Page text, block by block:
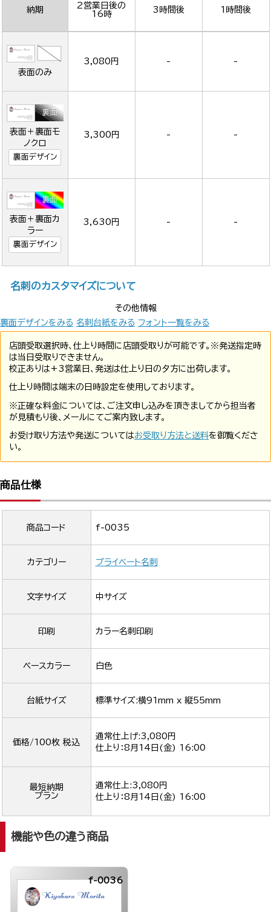
納期
2営業日後の
16時
3時間後 1時間後
表面のみ
3,080円 - -
表面＋裏面モ
ノクロ
裏面デザイン
3,300円 - -
表面＋裏面カ
ラー
裏面デザイン
3,630円 - -
名刺のカスタマイズについて
その他情報
裏面デザインをみる 名刺台紙をみる フォント一覧をみる
店頭受取選択時、仕上り時間に店頭受取りが可能です。※発送指定時
は当日受取りできません。
校正ありは+3営業日、発送は仕上り日の夕方に出荷します。
仕上り時間は端末の日時設定を使用しております。
※正確な料金については、ご注文申し込みを頂きましてから担当者
が見積もり後、メールにてご案内致します。
お受け取り方法や発送についてはお受取り方法と送料を御覧くださ
い。
商品仕様
商品コード f-0035
カテゴリー プライベート名刺
文字サイズ 中サイズ
印刷 カラー名刺印刷
ベースカラー 白色
台紙サイズ 標準サイズ:横91mm x 縦55mm
価格/100枚 税込
通常仕上げ:3,080円
仕上り：8月14日(金) 16:00
最短納期
プラン
通常仕上:3,080円
仕上り：8月14日(金) 16:00
機能や色の違う商品
f-0036